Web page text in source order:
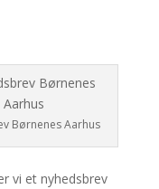
Børnenes Aarhus
vi et nyhedsbrev